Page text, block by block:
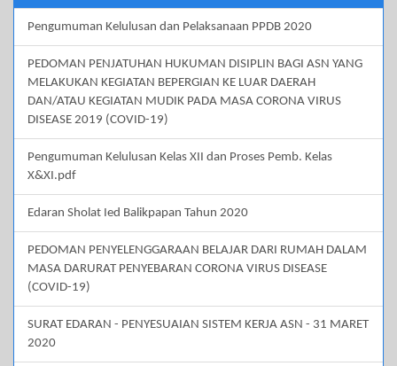
Pengumuman Kelulusan dan Pelaksanaan PPDB 2020
PEDOMAN PENJATUHAN HUKUMAN DISIPLIN BAGI ASN YANG
MELAKUKAN KEGIATAN BEPERGIAN KE LUAR DAERAH
DAN/ATAU KEGIATAN MUDIK PADA MASA CORONA VIRUS
DISEASE 2019 (COVID-19)
Pengumuman Kelulusan Kelas XII dan Proses Pemb. Kelas
X&XI.pdf
Edaran Sholat Ied Balikpapan Tahun 2020
PEDOMAN PENYELENGGARAAN BELAJAR DARI RUMAH DALAM
MASA DARURAT PENYEBARAN CORONA VIRUS DISEASE
(COVID-19)
SURAT EDARAN - PENYESUAIAN SISTEM KERJA ASN - 31 MARET
2020